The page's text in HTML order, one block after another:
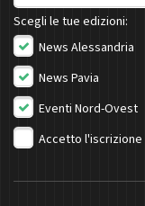
Scegli le tue edizioni:
News Alessandria
News Pavia
Eventi Nord-Ovest
Accetto l'iscrizione